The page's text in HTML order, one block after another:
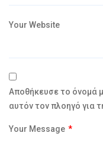
Your Website
Αποθήκευσε το όνομά
αυτόν τον πλοηγό για
Your Message *